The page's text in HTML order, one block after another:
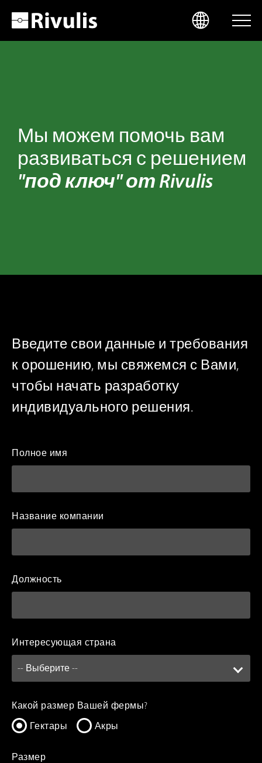
ESPAÑOL
ЛИНЕЙКА ПРОДУКЦИИ
Мы можем помочь вам
развиваться с решением
"под ключ" от Rivulis
Введите свои данные и требования
к орошению, мы свяжемся с Вами,
чтобы начать разработку
индивидуального решения.
Полное имя
Название компании
Должность
Интересующая страна
Какой размер Вашей фермы?
Гектары
Акры
Размер